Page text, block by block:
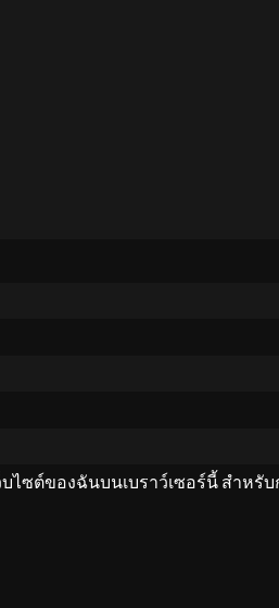
ไซต์ของฉันบนเบราว์เซอร์นี้ สำหรั